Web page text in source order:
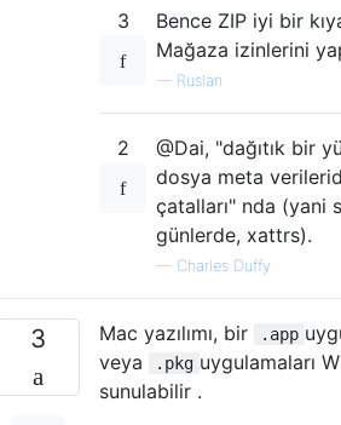
3 Bence ZIP iyi bir
Mağaza izinlerini
— Ruslan
2
@Dai, "dağıtık bir
dosya meta
çatalları" nda (yani
günlerde, xattrs).
— Charles Duffy
3 Mac yazılımı, bir .app
veya
.pkg uygulamaları
sunulabilir .